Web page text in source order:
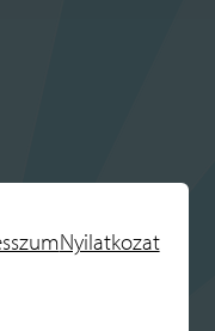
Nyilatkozat